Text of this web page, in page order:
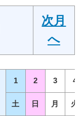
次月
へ
1 2 3 4
土 日 月 火